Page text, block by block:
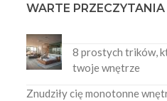
WARTE PRZECZYTANIA
8 prostych trików,
twoje wnętrze
Znudziły cię monotonne